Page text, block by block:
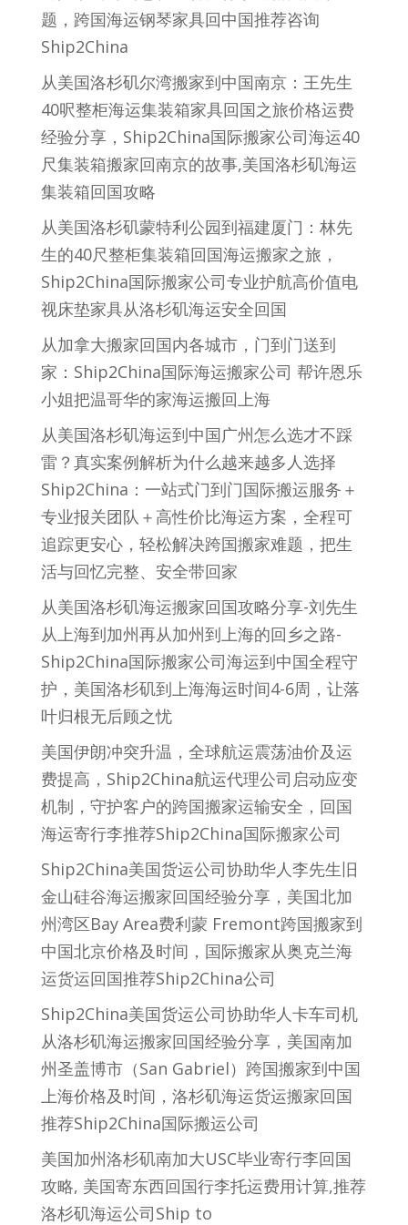
题，跨国海运钢琴家具回中国推荐咨询
Ship2China
从美国洛杉矶尔湾搬家到中国南京：王先生
40呎整柜海运集装箱家具回国之旅价格运费
经验分享，Ship2China国际搬家公司海运40
尺集装箱搬家回南京的故事,美国洛杉矶海运
集装箱回国攻略
从美国洛杉矶蒙特利公园到福建厦门：林先
生的40尺整柜集装箱回国海运搬家之旅，
Ship2China国际搬家公司专业护航高价值电
视床垫家具从洛杉矶海运安全回国
从加拿大搬家回国内各城市，门到门送到
家：Ship2China国际海运搬家公司 帮许恩乐
小姐把温哥华的家海运搬回上海
从美国洛杉矶海运到中国广州怎么选才不踩
雷？真实案例解析为什么越来越多人选择
Ship2China：一站式门到门国际搬运服务＋
专业报关团队＋高性价比海运方案，全程可
追踪更安心，轻松解决跨国搬家难题，把生
活与回忆完整、安全带回家
从美国洛杉矶海运搬家回国攻略分享-刘先生
从上海到加州再从加州到上海的回乡之路-
Ship2China国际搬家公司海运到中国全程守
护，美国洛杉矶到上海海运时间4-6周，让落
叶归根无后顾之忧
美国伊朗冲突升温，全球航运震荡油价及运
费提高，Ship2China航运代理公司启动应变
机制，守护客户的跨国搬家运输安全，回国
海运寄行李推荐Ship2China国际搬家公司
Ship2China美国货运公司协助华人李先生旧
金山硅谷海运搬家回国经验分享，美国北加
州湾区Bay Area费利蒙 Fremont跨国搬家到
中国北京价格及时间，国际搬家从奥克兰海
运货运回国推荐Ship2China公司
Ship2China美国货运公司协助华人卡车司机
从洛杉矶海运搬家回国经验分享，美国南加
州圣盖博市（San Gabriel）跨国搬家到中国
上海价格及时间，洛杉矶海运货运搬家回国
推荐Ship2China国际搬运公司
美国加州洛杉矶南加大USC毕业寄行李回国
攻略, 美国寄东西回国行李托运费用计算,推荐
洛杉矶海运公司Ship to